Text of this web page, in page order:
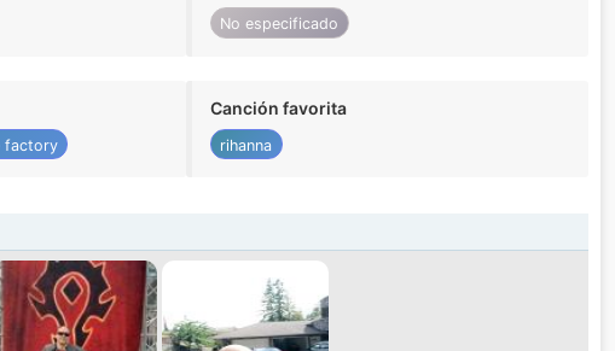
No especificado
factory
Canción favorita
rihanna